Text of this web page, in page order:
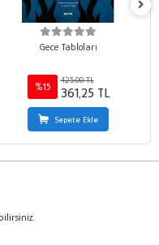
Gece Tabloları
%15
425,00 TL
361,25 TL
Sepete Ekle